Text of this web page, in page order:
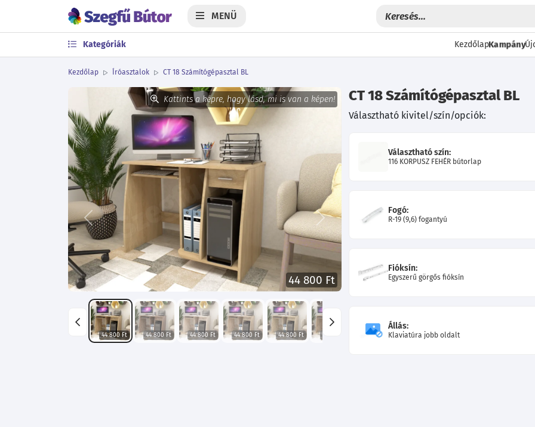
MENÜ
Kategóriák KezdőlapKampány
Kezdőlap Íróasztalok CT 18 Számítógépasztal BL
Kattints a képre, hogy lásd, mi is van a képen!
44 800 Ft
Előző Következő
44 800 Ft 44 800 Ft 44 800 Ft 44 800 Ft 44 800 Ft 45 400 Ft 45 400 Ft 45 400 Ft
CT 18 Számítógépasztal BL
Választható kivitel/szín/opciók:
Választható szín:
116 KORPUSZ FEHÉR bútorlap
Fogó:
R-19 (9,6) fogantyú
Fióksín:
Egyszerű görgős fióksín
Állás:
Klaviatúra jobb oldalt